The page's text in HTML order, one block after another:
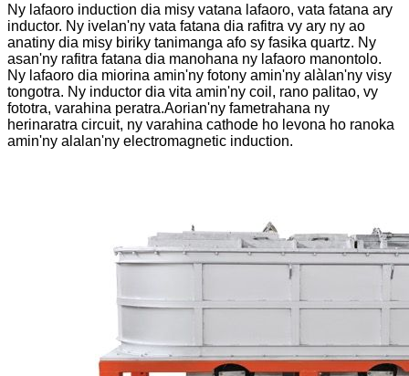
Ny lafaoro induction dia misy vatana lafaoro, vata fatana ary
inductor. Ny ivelan'ny vata fatana dia rafitra vy ary ny ao
anatiny dia misy biriky tanimanga afo sy fasika quartz. Ny
asan'ny rafitra fatana dia manohana ny lafaoro manontolo.
Ny lafaoro dia miorina amin'ny fotony amin'ny alàlan'ny visy
tongotra. Ny inductor dia vita amin'ny coil, rano palitao, vy
fototra, varahina peratra.Aorian'ny fametrahana ny
herinaratra circuit, ny varahina cathode ho levona ho ranoka
amin'ny alalan'ny electromagnetic induction.